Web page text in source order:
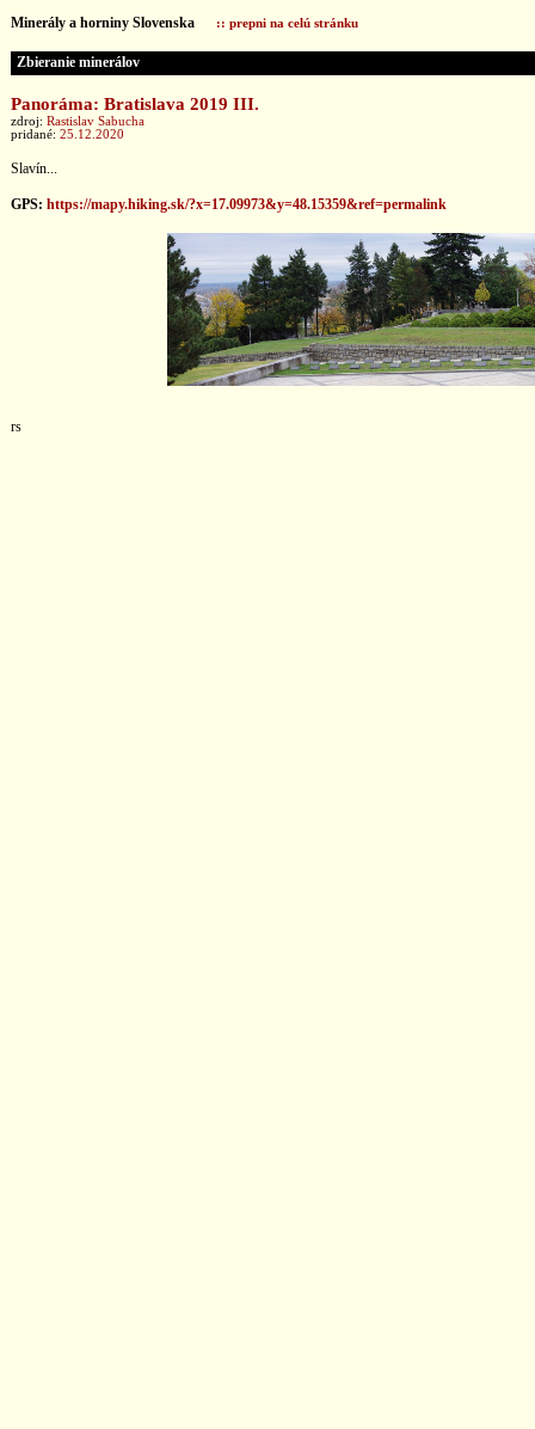
Minerály a horniny Slovenska :: prepni na celú stránku
Zbieranie minerálov
Panoráma: Bratislava 2019 III.
zdroj: Rastislav Sabucha
pridané: 25.12.2020
Slavín...
GPS: https://mapy.hiking.sk/?x=17.09973&y=48.15359&ref=permalink
rs